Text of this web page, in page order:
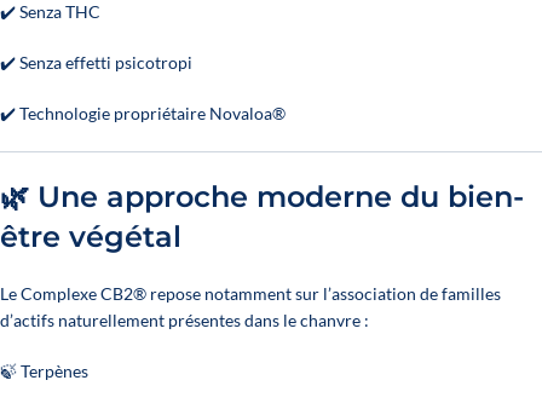
✔️ Senza THC
✔️ Senza effetti psicotropi
✔️ Technologie propriétaire Novaloa®
🌿 Une approche moderne du bien-
être végétal
Le Complexe CB2® repose notamment sur l’association de familles
d’actifs naturellement présentes dans le chanvre :
🍃 Terpènes